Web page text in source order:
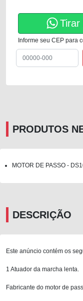
Tirar
Informe seu CEP para
PRODUTOS
MOTOR DE PASSO -
DESCRIÇÃO
Este anúncio contém os
1 Atuador da marcha lenta.
Fabricante do motor de